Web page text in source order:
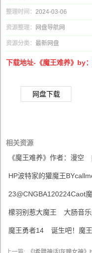
整理时间： 2024-03-06
资源整理： 网盘导航网
资源分类： 最新网盘
下载地址-《魔王难养》by
网盘下载
相关资源
《魔王难养》作者：漫空
HP波特家的獾魔王
23@CNGBA120224Caot
檬羽别惹大魔王 大肠音
魔王勇者14 诞生吧！魔